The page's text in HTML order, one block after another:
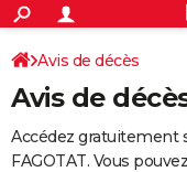
ACTUALITÉS
Politique
Société
Faits Divers
Education
Monde
Villes
+
SPORT
Coupe du monde 2026
Football
Tennis
Cyclisme
Rugby
Forum
Programme TV
TNT
Streaming
Cinéma
Sorties cinéma
Musique
+
FINANCE
Avis de décès
Avis de
Accédez gratuitement
FAGOTAT. Vous